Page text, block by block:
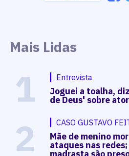
Mais Lidas
1 Entrevista
Joguei a toalha,
de Deus' sobre
2 CASO GUSTAVO
Mãe de menino
ataques nas